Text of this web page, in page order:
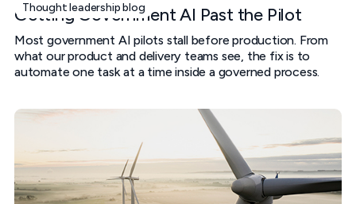
Thought leadership blog
Getting Government AI Past the Pilot
Most government AI pilots stall before production. From
what our product and delivery teams see, the fix is to
automate one task at a time inside a governed process.